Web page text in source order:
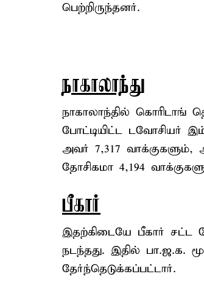
பெற்றிருந்தனர்.
நாகாலாந்து
நாகாலாந்தில் கொரிடாங்
போட்டியிட்ட டவோசியர்
அவர் 7,317 வாக்குகளும்,
தோசிகமா 4,194
பீகார்
இதற்கிடையே பீகார் சட்ட
நடந்தது. இதில் பா.ஜ.க.
தேர்ந்தெடுக்கப்பட்டார்.